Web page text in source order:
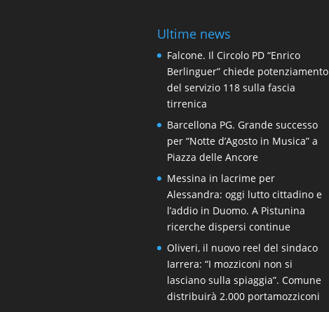
Ultime news
Falcone. Il Circolo PD “Enrico
Berlinguer” chiede potenziamento
del servizio 118 sulla fascia
tirrenica
Barcellona PG. Grande successo
per “Notte d’Agosto in Musica” a
Piazza delle Ancore
Messina in lacrime per
Alessandra: oggi lutto cittadino e
l’addio in Duomo. A Pistunina
ricerche dispersi continue
Oliveri, il nuovo reel del sindaco
Iarrera: “I mozziconi non si
lasciano sulla spiaggia”. Comune
distribuirà 2.000 portamozziconi